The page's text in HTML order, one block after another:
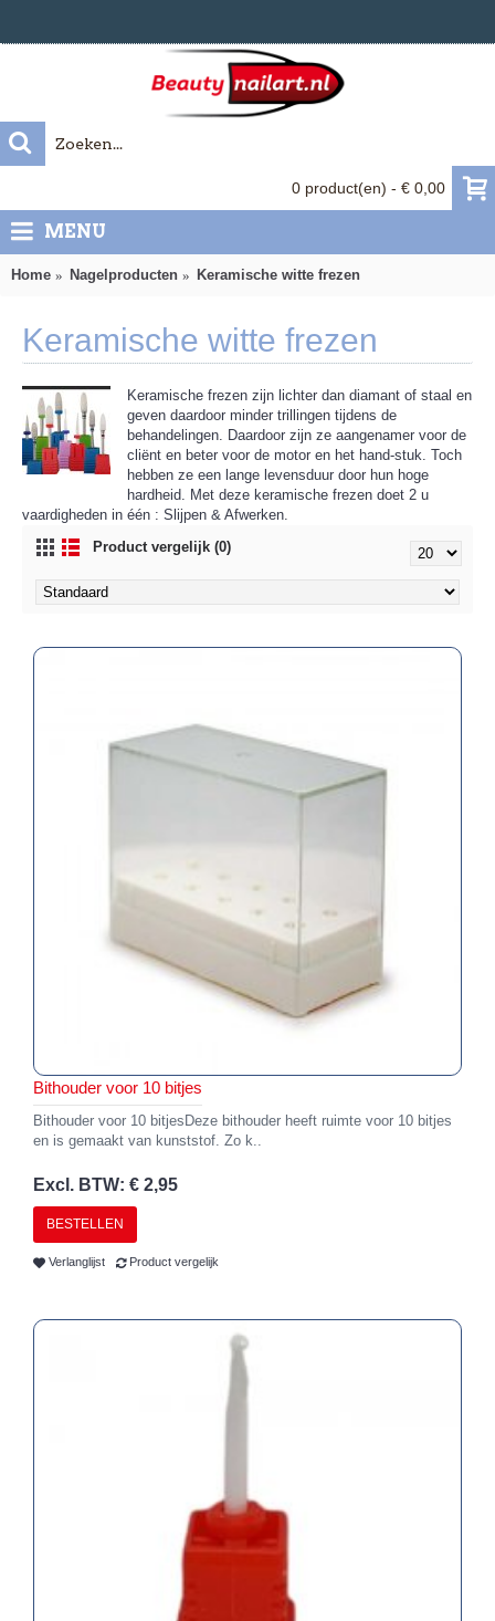
0 product(en) - € 0,00
MENU
Home Nagelproducten Keramische witte frezen
Keramische witte frezen
Keramische frezen zijn lichter dan diamant of staal en
geven daardoor minder trillingen tijdens de
behandelingen. Daardoor zijn ze aangenamer voor de
cliënt en beter voor de motor en het hand-stuk. Toch
hebben ze een lange levensduur door hun hoge
hardheid. Met deze keramische frezen doet 2 u
vaardigheden in één : Slijpen & Afwerken.
Product vergelijk (0)
Bithouder voor 10 bitjes
Bithouder voor 10 bitjesDeze bithouder heeft ruimte voor 10 bitjes
en is gemaakt van kunststof. Zo k..
Excl. BTW: € 2,95
BESTELLEN
Verlanglijst Product vergelijk